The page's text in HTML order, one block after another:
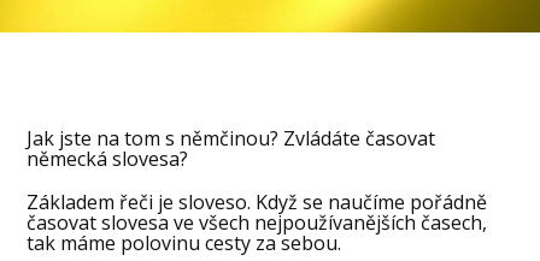
Jak jste na tom s němčinou? Zvládáte časovat
německá slovesa?
Základem řeči je sloveso. Když se naučíme pořádně
časovat slovesa ve všech nejpoužívanějších časech,
tak máme polovinu cesty za sebou.